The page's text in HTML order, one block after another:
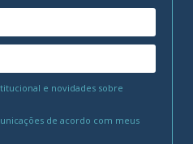
e novidades sobre
de acordo com meus